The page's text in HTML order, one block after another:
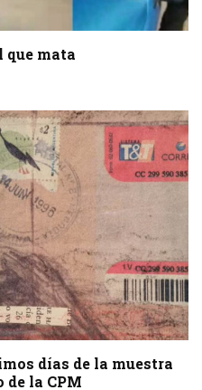
que mata
días de la muestra
de la CPM